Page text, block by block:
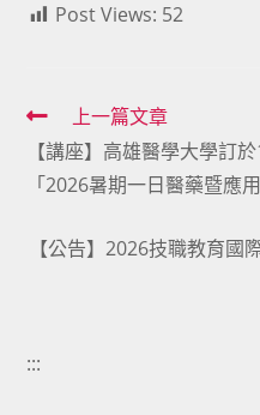
Post Views: 52
Read
more
articles
上一篇文章
【講座】高雄醫學大學訂
「2026暑期一日醫藥暨應
【公告】2026技職教育國
:::